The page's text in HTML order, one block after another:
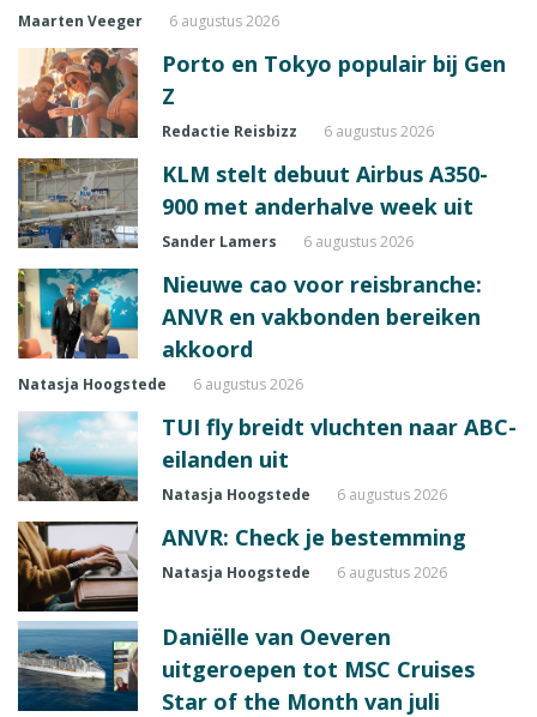
Maarten Veeger 6 augustus 2026
Porto en Tokyo populair bij Gen
Z
Redactie Reisbizz 6 augustus 2026
KLM stelt debuut Airbus A350-
900 met anderhalve week uit
Sander Lamers 6 augustus 2026
Nieuwe cao voor reisbranche:
ANVR en vakbonden bereiken
akkoord
Natasja Hoogstede 6 augustus 2026
TUI fly breidt vluchten naar ABC-
eilanden uit
Natasja Hoogstede 6 augustus 2026
ANVR: Check je bestemming
Natasja Hoogstede 6 augustus 2026
Daniëlle van Oeveren
uitgeroepen tot MSC Cruises
Star of the Month van juli